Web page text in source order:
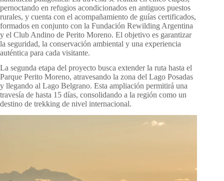
pernoctando en refugios acondicionados en antiguos puestos
rurales, y cuenta con el acompañamiento de guías certificados,
formados en conjunto con la Fundación Rewilding Argentina
y el Club Andino de Perito Moreno. El objetivo es garantizar
la seguridad, la conservación ambiental y una experiencia
auténtica para cada visitante.
La segunda etapa del proyecto busca extender la ruta hasta el
Parque Perito Moreno, atravesando la zona del Lago Posadas
y llegando al Lago Belgrano. Esta ampliación permitirá una
travesía de hasta 15 días, consolidando a la región como un
destino de trekking de nivel internacional.